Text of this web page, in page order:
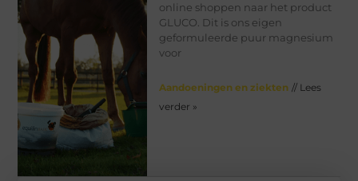
online shoppen naar het product
GLUCO. Dit is ons eigen
geformuleerde puur magnesium
voor
Aandoeningen en ziekten // Lees
verder »